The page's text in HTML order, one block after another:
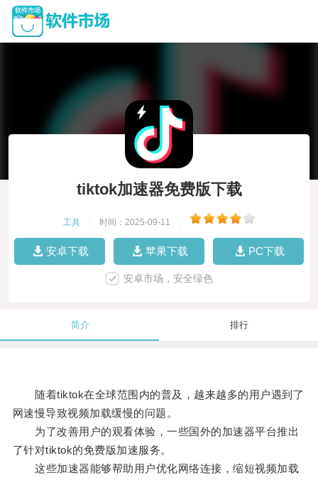
tiktok加速器免费版下载
工具 时间：2025-09-11
安卓下载 苹果下载 PC下载
安卓市场，安全绿色
简介 排行
随着tiktok在全球范围内的普及，越来越多的用户遇到了
网速慢导致视频加载缓慢的问题。
为了改善用户的观看体验，一些国外的加速器平台推出
了针对tiktok的免费版加速服务。
这些加速器能够帮助用户优化网络连接，缩短视频加载